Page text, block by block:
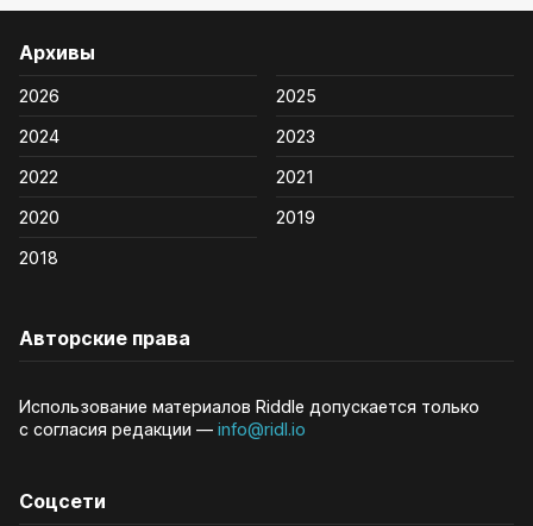
Архивы
2026
2025
2024
2023
2022
2021
2020
2019
2018
Авторские права
Использование материалов Riddle допускается только
с согласия редакции — info@ridl.io
Соцсети